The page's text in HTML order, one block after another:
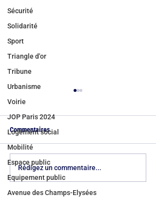
Sécurité
Solidarité
Sport
Triangle d'or
Tribune
Urbanisme
Voirie
JOP Paris 2024
Logement social
Mobilité
Espace public
Equipement public
Avenue des Champs-Elysées
Canicules à Paris : le devoir
d'anticipation reste en panne
sèche
Commentaires
Rédigez un commentaire...